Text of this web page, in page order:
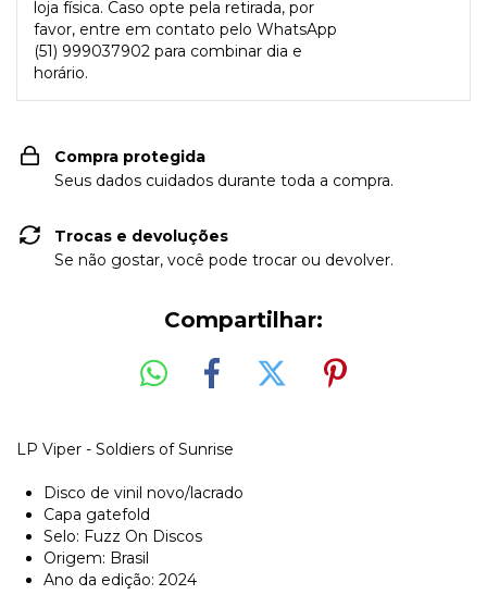
loja física. Caso opte pela retirada, por
favor, entre em contato pelo WhatsApp
(51) 999037902 para combinar dia e
horário.
Compra protegida
Seus dados cuidados durante toda a compra.
Trocas e devoluções
Se não gostar, você pode trocar ou devolver.
Compartilhar:
LP Viper - Soldiers of Sunrise
Disco de vinil novo/lacrado
Capa gatefold
Selo: Fuzz On Discos
Origem: Brasil
Ano da edição: 2024